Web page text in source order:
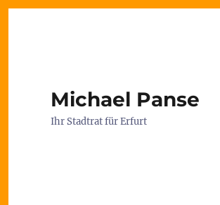
Michael Panse
Ihr Stadtrat für Erfurt